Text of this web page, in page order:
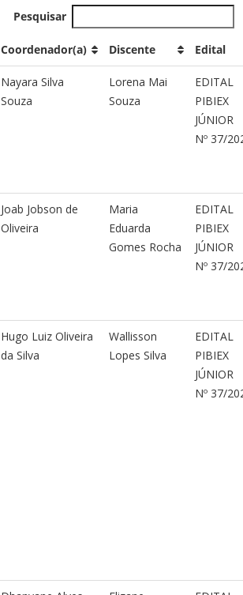
Pesquisar
Coordenador(a) Discente Edital
Nayara Silva
Souza
Lorena Mai
Souza
EDITAL
PIBIEX
JÚNIOR
Nº 37/
Joab Jobson de
Oliveira
Maria
Eduarda
Gomes Rocha
EDITAL
PIBIEX
JÚNIOR
Nº 37/
Hugo Luiz Oliveira
da Silva
Wallisson
Lopes Silva
EDITAL
PIBIEX
JÚNIOR
Nº 37/